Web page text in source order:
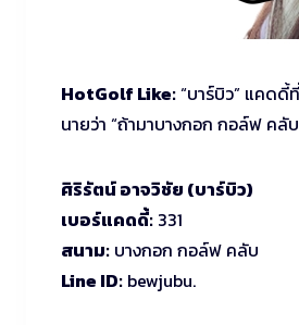
HotGolf Like:“บาร์บิว” แคดดี้
นายว่า “ถ้ามาบางกอก กอล์ฟ คลั
ศิริรัตน์ อาจวิชัย (บาร์บิว)
เบอร์แคดดี้: 331
สนาม: บางกอก กอล์ฟ คลับ
Line ID: bewjubu.